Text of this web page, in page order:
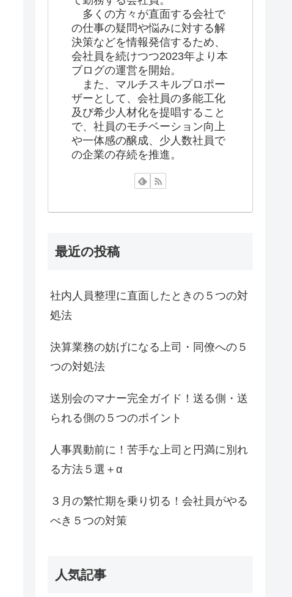
多くの方々が直面する会社で
の仕事の疑問や悩みに対する解
決策などを情報発信するため、
会社員を続けつつ2023年より本
ブログの運営を開始。
また、マルチスキルプロポー
ザーとして、会社員の多能工化
及び希少人材化を提唱すること
で、社員のモチベーション向上
や一体感の醸成、少人数社員で
の企業の存続を推進。
最近の投稿
社内人員整理に直面したときの５つの対
処法
決算業務の妨げになる上司・同僚への５
つの対処法
送別会のマナー完全ガイド！送る側・送
られる側の５つのポイント
人事異動前に！苦手な上司と円満に別れ
る方法５選＋α
３月の繁忙期を乗り切る！会社員がやる
べき５つの対策
人気記事